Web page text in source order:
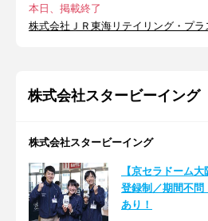
本日、掲載終了
株式会社ＪＲ東海リテイリング・プ
株式会社スタービーイング
株式会社スタービーイング
【京セラドーム
登録制／期間不
あり！